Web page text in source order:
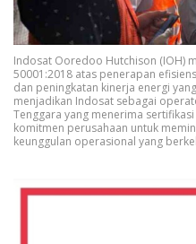
Indosat Ooredoo Hutchison (IOH)
50001:2018 atas penerapan
dan peningkatan kinerja energi
menjadikan Indosat sebagai
Tenggara yang menerima
komitmen perusahaan untuk
keunggulan operasional yang